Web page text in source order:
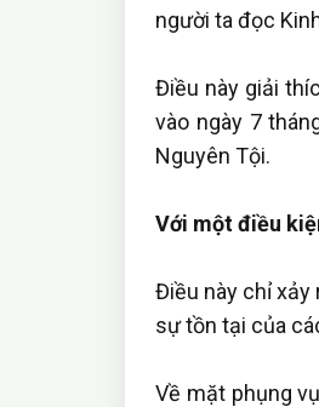
người ta đọc
Điều này giải
vào ngày 7
Nguyên Tội.
Với một điều
Điều này chỉ xảy
sự tồn tại của
Về mặt phụng